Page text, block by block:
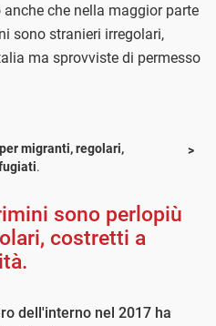
che nella maggior parte
sono stranieri irregolari,
ma sprovviste di permesso
migranti, regolari,
.
sono perlopiù
costretti a
dell'interno nel 2017 ha